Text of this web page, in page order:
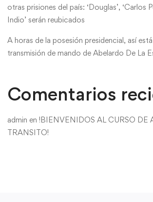
otras prisiones del país: ‘Douglas’, ‘Carlos
Indio’ serán reubicados
A horas de la posesión presidencial, así
transmisión de mando de Abelardo De La
Comentarios
admin en !BIENVENIDOS AL CURSO DE
TRANSITO!